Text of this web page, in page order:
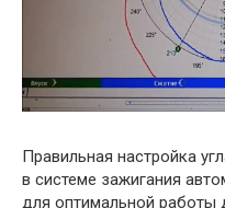
Правильная настройка
в системе зажигания
для оптимальной работы